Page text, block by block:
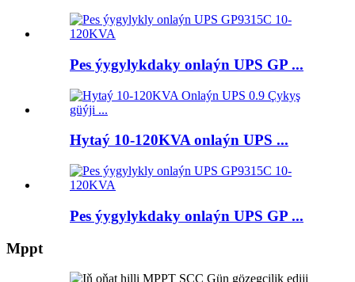
Pes ýygylykdaky onlaýn UPS GP ...
Hytaý 10-120KVA onlaýn UPS ...
Pes ýygylykdaky onlaýn UPS GP ...
Mppt